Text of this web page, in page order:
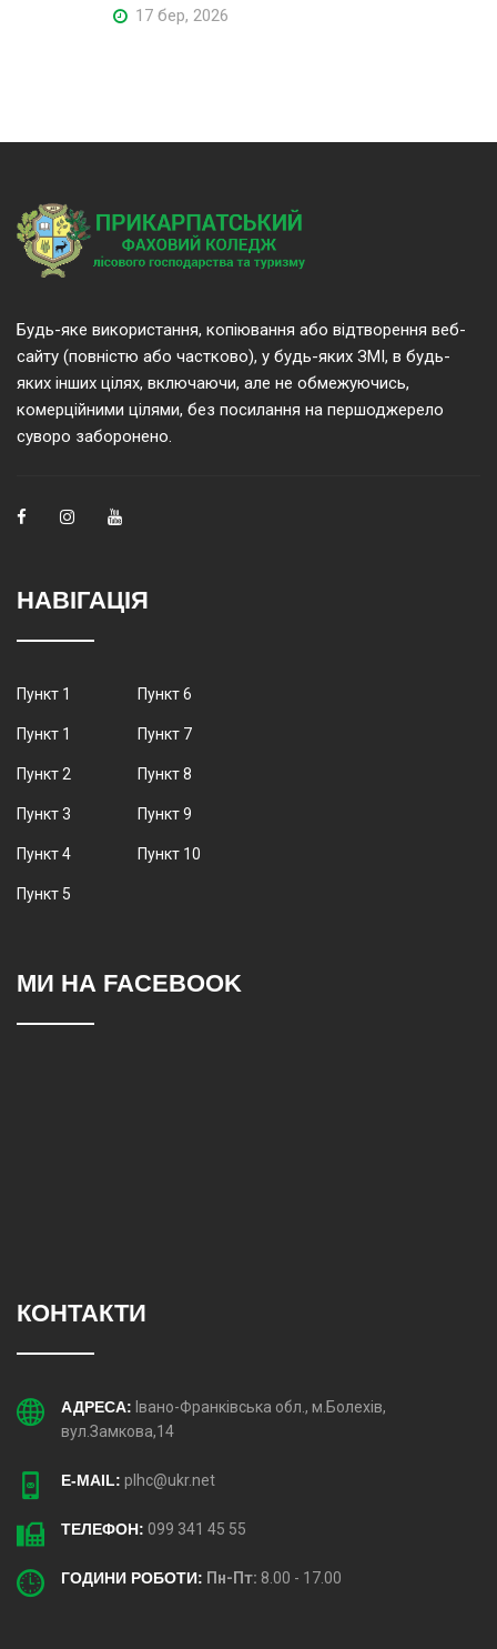
17 бер, 2026
Будь-яке використання, копіювання або відтворення веб-
сайту (повністю або частково), у будь-яких ЗМІ, в будь-
яких інших цілях, включаючи, але не обмежуючись,
комерційними цілями, без посилання на першоджерело
суворо заборонено.
НАВІГАЦІЯ
Пункт 1
Пункт 1
Пункт 2
Пункт 3
Пункт 4
Пункт 5
Пункт 6
Пункт 7
Пункт 8
Пункт 9
Пункт 10
МИ НА FACEBOOK
КОНТАКТИ
АДРЕСА: Івано-Франківська обл., м.Болехів,
вул.Замкова,14
E-MAIL: plhc@ukr.net
ТЕЛЕФОН: 099 341 45 55
ГОДИНИ РОБОТИ: Пн-Пт: 8.00 - 17.00